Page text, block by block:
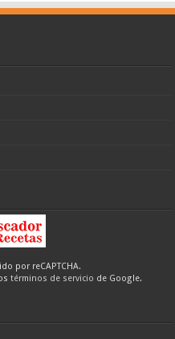
por reCAPTCHA.
términos de servicio de Google.